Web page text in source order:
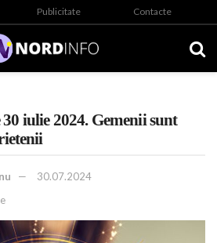
Publicitate Contacte
iulie 2024. Gemenii sunt
30.07.2024